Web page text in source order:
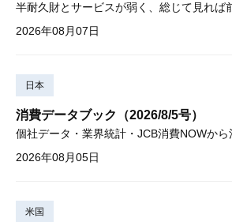
2026年08月07日
日本
消費データブック（2026/8/5号）
2026年08月05日
米国